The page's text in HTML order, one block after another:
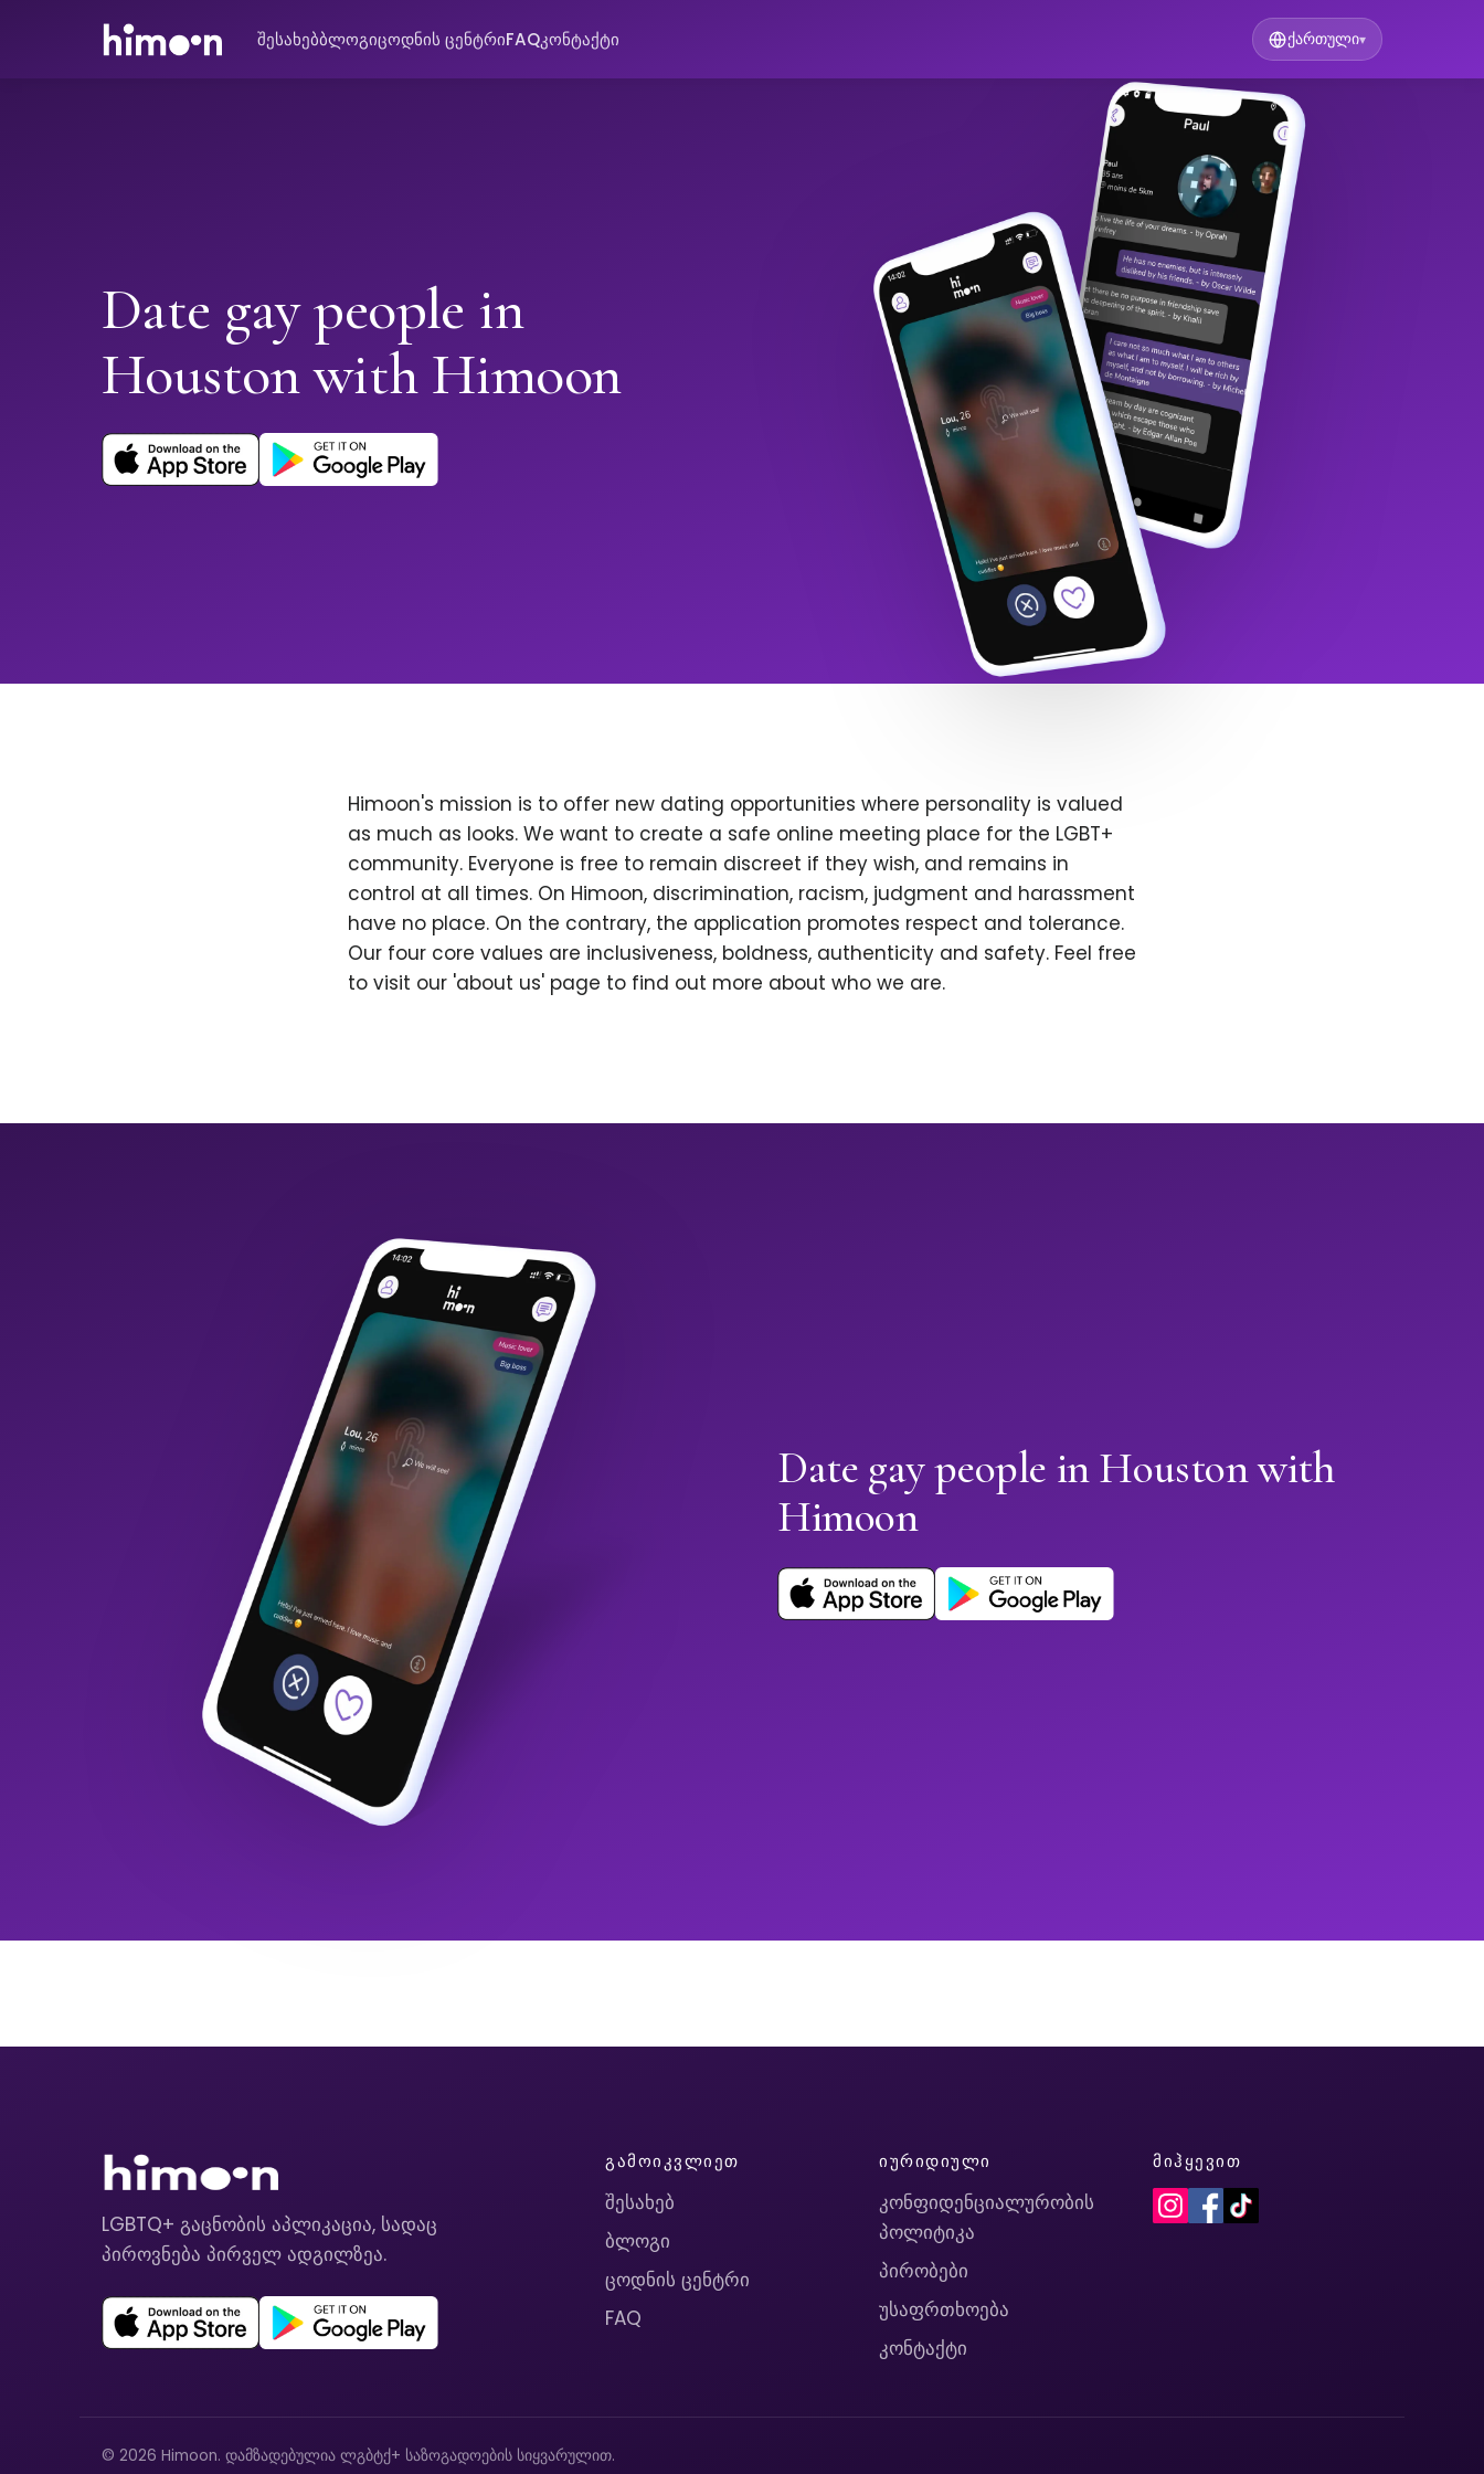
შესახებბლოგიცოდნის ცენტრიFAQკონტაქტი ქართული▾
Date gay people in
Houston with Himoon
Himoon's mission is to offer new dating opportunities where personality is valued
as much as looks. We want to create a safe online meeting place for the LGBT+
community. Everyone is free to remain discreet if they wish, and remains in
control at all times. On Himoon, discrimination, racism, judgment and harassment
have no place. On the contrary, the application promotes respect and tolerance.
Our four core values are inclusiveness, boldness, authenticity and safety. Feel free
to visit our 'about us' page to find out more about who we are.
Date gay people in Houston with
Himoon
LGBTQ+ გაცნობის აპლიკაცია, სადაც
პიროვნება პირველ ადგილზეა.
ᲒᲐᲛᲝᲘᲙᲕᲚᲘᲔᲗ
შესახებ
ბლოგი
ცოდნის ცენტრი
FAQ
ᲘᲣᲠᲘᲓᲘᲣᲚᲘ
კონფიდენციალურობის
პოლიტიკა
პირობები
უსაფრთხოება
კონტაქტი
ᲛᲘᲰᲧᲔᲕᲘᲗ
© 2026 Himoon. დამზადებულია ლგბტქ+ საზოგადოების სიყვარულით.